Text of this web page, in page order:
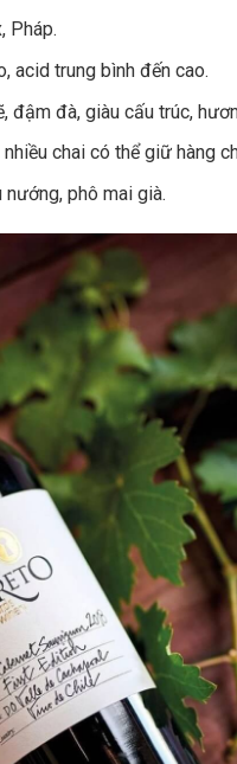
Pháp.
acid trung bình đến cao.
đậm đà, giàu cấu trúc,
chai có thể giữ hàng
phô mai già.